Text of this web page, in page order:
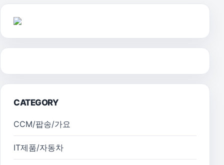
CATEGORY
CCM/팝송/가요
IT제품/자동차